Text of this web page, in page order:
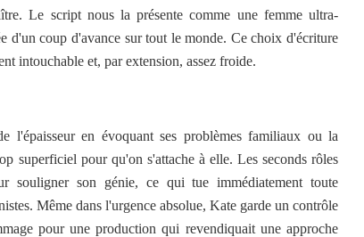
Le script nous la présente comme une femme ultra-
d'un coup d'avance sur tout le monde. Ce choix d'écriture
intouchable et, par extension, assez froide.
l'épaisseur en évoquant ses problèmes familiaux ou la
superficiel pour qu'on s'attache à elle. Les seconds rôles
souligner son génie, ce qui tue immédiatement toute
Même dans l'urgence absolue, Kate garde un contrôle
pour une production qui revendiquait une approche